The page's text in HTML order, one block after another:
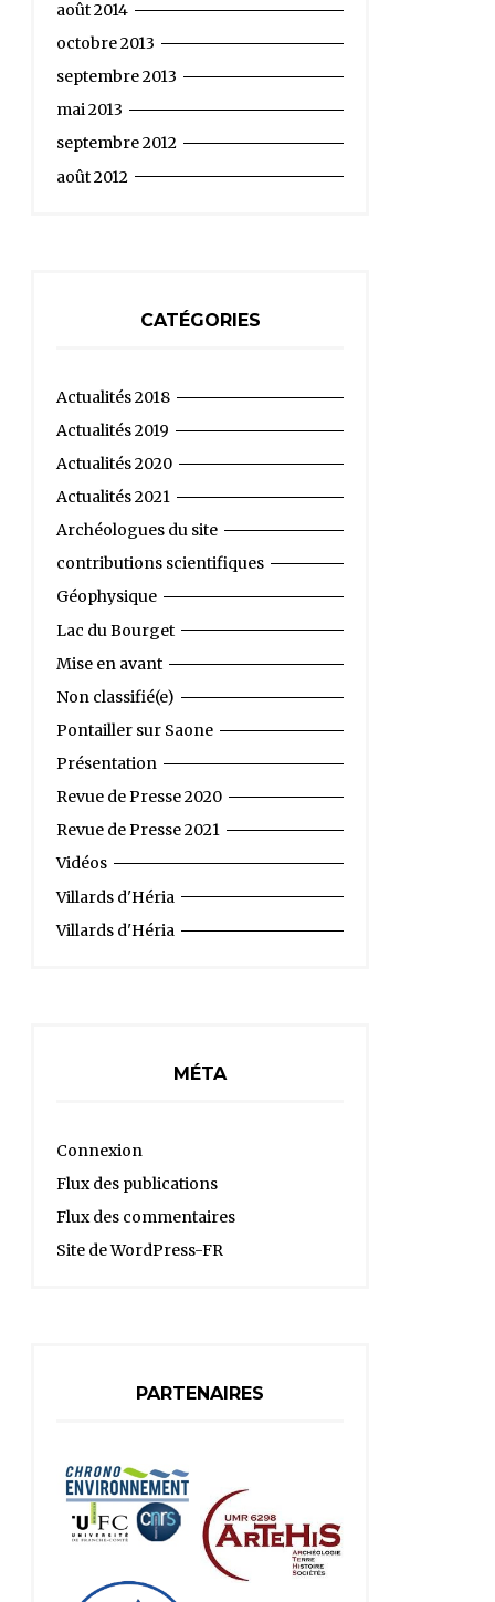
août 2014
octobre 2013
septembre 2013
mai 2013
septembre 2012
août 2012
CATÉGORIES
Actualités 2018
Actualités 2019
Actualités 2020
Actualités 2021
Archéologues du site
contributions scientifiques
Géophysique
Lac du Bourget
Mise en avant
Non classifié(e)
Pontailler sur Saone
Présentation
Revue de Presse 2020
Revue de Presse 2021
Vidéos
Villards d'Héria
Villards d'Héria
MÉTA
Connexion
Flux des publications
Flux des commentaires
Site de WordPress-FR
PARTENAIRES